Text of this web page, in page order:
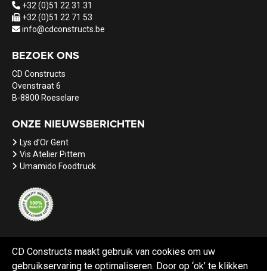
CD Constructs maakt gebruik van cookies om uw
gebruikservaring te optimaliseren. Door op ‘ok’ te klikken
+32 (0)51 22 31 31
+32 (0)51 22 71 53
info@cdconstructs.be
BEZOEK ONS
CD Constructs
Ovenstraat 6
B-8800 Roeselare
ONZE NIEUWSBERICHTEN
Lys d’Or Gent
Vis Atelier Pittem
Umamido Foodtruck